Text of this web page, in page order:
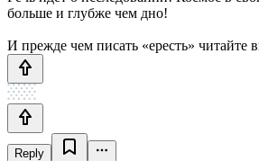
больше и глубже чем дно!
И прежде чем писать «ересть» читайте
Reply